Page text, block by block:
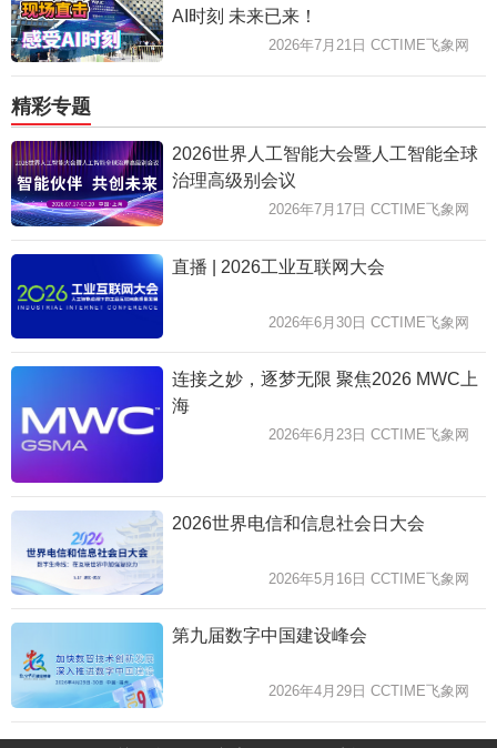
AI时刻 未来已来！
2026年7月21日 CCTIME飞象网
精彩专题
2026世界人工智能大会暨人工智能全球
治理高级别会议
2026年7月17日 CCTIME飞象网
直播 | 2026工业互联网大会
2026年6月30日 CCTIME飞象网
连接之妙，逐梦无限 聚焦2026 MWC上
海
2026年6月23日 CCTIME飞象网
2026世界电信和信息社会日大会
2026年5月16日 CCTIME飞象网
第九届数字中国建设峰会
2026年4月29日 CCTIME飞象网